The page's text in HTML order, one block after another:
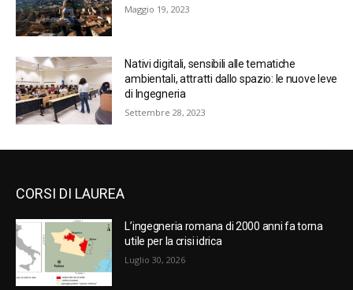
Maggio 19, 2023
Nativi digitali, sensibili alle tematiche
ambientali, attratti dallo spazio: le nuove leve
di Ingegneria
Settembre 28, 2023
CORSI DI LAUREA
L’ingegneria romana di 2000 anni fa torna
utile per la crisi idrica
Luglio 30, 2026